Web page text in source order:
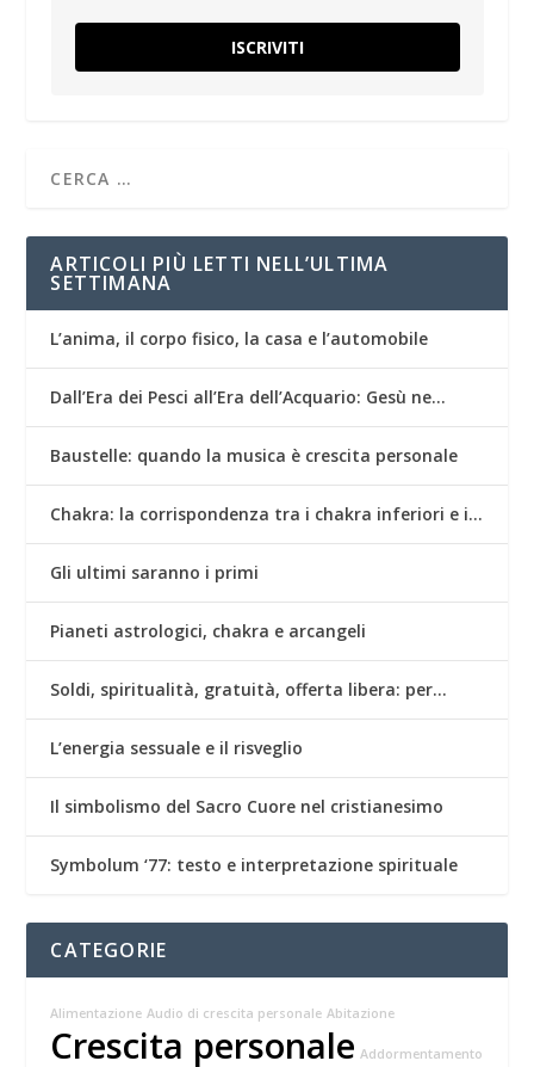
ISCRIVITI
ARTICOLI PIÙ LETTI NELL’ULTIMA
SETTIMANA
L’anima, il corpo fisico, la casa e l’automobile
Dall’Era dei Pesci all’Era dell’Acquario: Gesù ne…
Baustelle: quando la musica è crescita personale
Chakra: la corrispondenza tra i chakra inferiori e i…
Gli ultimi saranno i primi
Pianeti astrologici, chakra e arcangeli
Soldi, spiritualità, gratuità, offerta libera: per…
L’energia sessuale e il risveglio
Il simbolismo del Sacro Cuore nel cristianesimo
Symbolum ‘77: testo e interpretazione spirituale
CATEGORIE
Alimentazione Audio di crescita personale Abitazione
Crescita personale Addormentamento